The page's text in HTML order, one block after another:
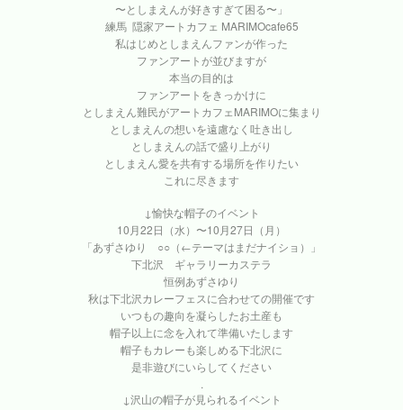
〜としまえんが好きすぎて困る〜」
練馬 隠家アートカフェ MARIMOcafe65
私はじめとしまえんファンが作った
ファンアートが並びますが
本当の目的は
ファンアートをきっかけに
としまえん難民がアートカフェMARIMOに集まり
としまえんの想いを遠慮なく吐き出し
としまえんの話で盛り上がり
としまえん愛を共有する場所を作りたい
これに尽きます
↓愉快な帽子のイベント
10月22日（水）〜10月27日（月）
「あずさゆり ○○（←テーマはまだナイショ）」
下北沢 ギャラリーカステラ
恒例あずさゆり
秋は下北沢カレーフェスに合わせての開催です
いつもの趣向を凝らしたお土産も
帽子以上に念を入れて準備いたします
帽子もカレーも楽しめる下北沢に
是非遊びにいらしてください
.
↓沢山の帽子が見られるイベント